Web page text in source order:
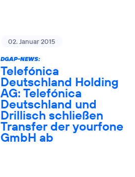
02. Januar 2015
DGAP-NEWS:
Telefónica
Deutschland Holding
AG: Telefónica
Deutschland und
Drillisch schließen
Transfer der yourfone
GmbH ab